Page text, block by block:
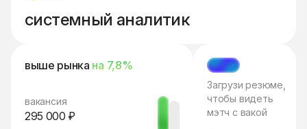
системный аналитик
выше рынка на 7,8%
вакансия
295 000 ₽
МЭТЧ
Загрузи резюме,
чтобы видеть
мэтч с вакой